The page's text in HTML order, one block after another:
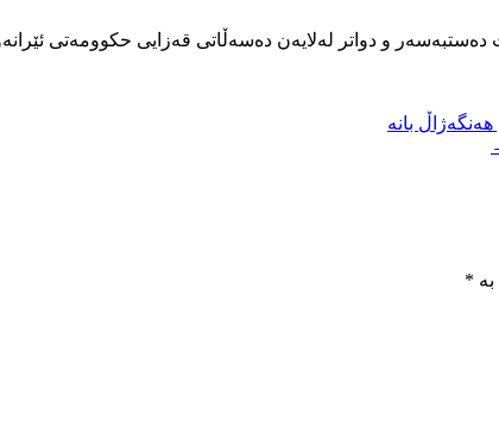
و دواتر لەلایەن دەسەڵاتی قەزایی حکوومەتی
بانە
*